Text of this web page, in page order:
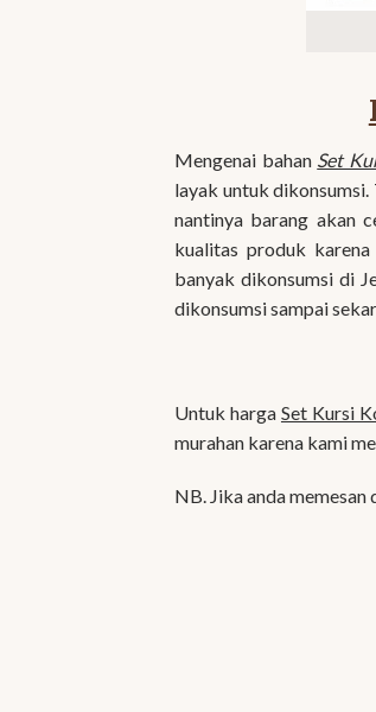
Mengenai bahan Set
layak untuk
nantinya barang akan
kualitas produk
banyak dikonsumsi di
dikonsumsi sampai
Untuk harga Set Kursi
murahan karena kami
NB. Jika anda